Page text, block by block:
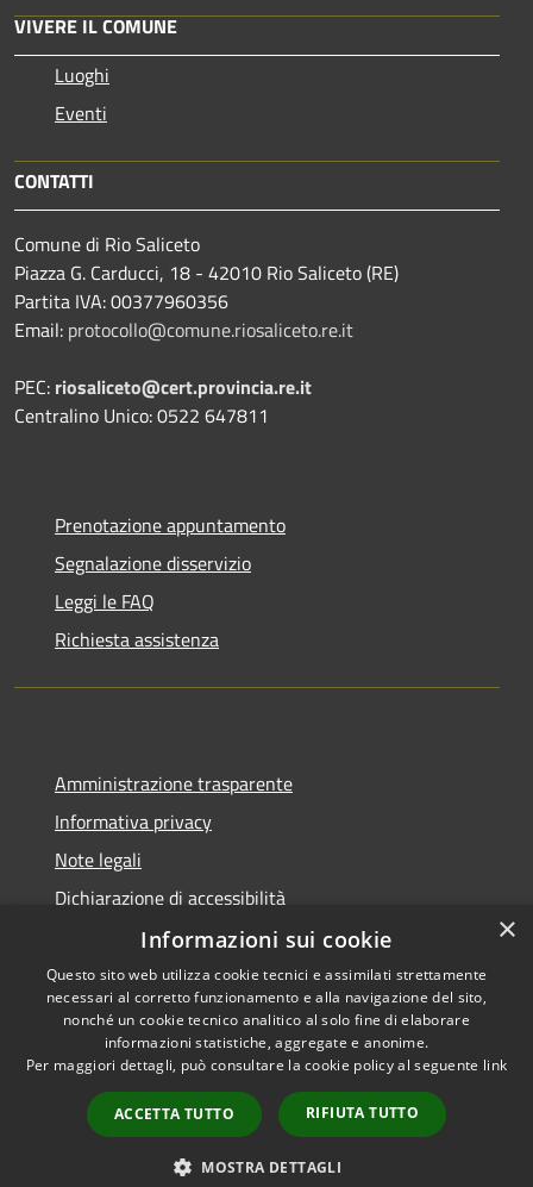
VIVERE IL COMUNE
Luoghi
Eventi
CONTATTI
Comune di Rio Saliceto
Piazza G. Carducci, 18 - 42010 Rio Saliceto (RE)
Partita IVA: 00377960356
Email: protocollo@comune.riosaliceto.re.it
PEC: riosaliceto@cert.provincia.re.it
Centralino Unico: 0522 647811
Prenotazione appuntamento
Segnalazione disservizio
Leggi le FAQ
Richiesta assistenza
Amministrazione trasparente
Informativa privacy
Note legali
Dichiarazione di accessibilità
Accessibilità
Privacy
Mappa del sito
Iscrizione newsletter
Copyright © 2026 • Comune di
Rio Saliceto • Powered by
Municipium•Accesso
redazione
×
Informazioni sui cookie
Questo sito web utilizza cookie tecnici e assimilati strettamente
necessari al corretto funzionamento e alla navigazione del sito,
nonché un cookie tecnico analitico al solo fine di elaborare
informazioni statistiche, aggregate e anonime.
Per maggiori dettagli, può consultare la cookie policy al seguente link
ACCETTA TUTTO RIFIUTA TUTTO
MOSTRA DETTAGLI